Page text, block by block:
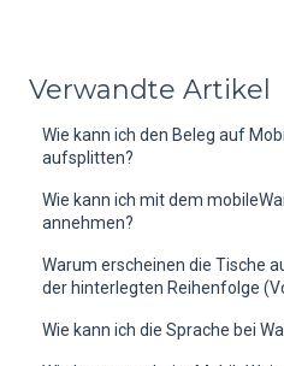
Verwandte Artikel
Wie kann ich den Beleg auf
aufsplitten?
Wie kann ich mit dem
annehmen?
Warum erscheinen die Tische
der hinterlegten Reihenfolge
Wie kann ich die Sprache bei